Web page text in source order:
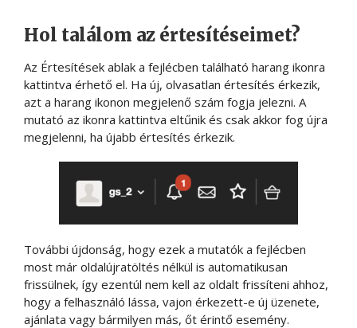
Hol találom az értesítéseimet?
Az Értesítések ablak a fejlécben található harang ikonra
kattintva érhető el. Ha új, olvasatlan értesítés érkezik,
azt a harang ikonon megjelenő szám fogja jelezni. A
mutató az ikonra kattintva eltűnik és csak akkor fog újra
megjelenni, ha újabb értesítés érkezik.
További újdonság, hogy ezek a mutatók a fejlécben
most már oldalújratöltés nélkül is automatikusan
frissülnek, így ezentúl nem kell az oldalt frissíteni ahhoz,
hogy a felhasználó lássa, vajon érkezett-e új üzenete,
ajánlata vagy bármilyen más, őt érintő esemény.